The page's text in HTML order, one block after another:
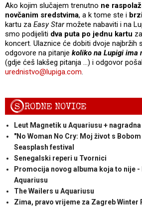
Ako kojim slučajem trenutno ne
novčanim sredstvima, a k tome ste i
kartu za Easy Starmožete nabaviti i na
smo podijeliti dva puta po jednu kartu
koncert. Ulaznice će dobiti dvoje najbržih
odgovore na pitanje koliko na Lupigi ima
(gdje ćeš lakšeg pitanja ...) i odgovor
urednistvo@lupiga.com.
SRODNE NOVICE
Leut Magnetik u Aquariusu +
"No Woman No Cry: Moj život s
Seasplash festival
Senegalski reperi u Tvornici
Promocija novog albuma koja to nije -
Aquariusu
The Wailers u Aquariusu
Zima, pravo vrijeme za Zagreb Winter